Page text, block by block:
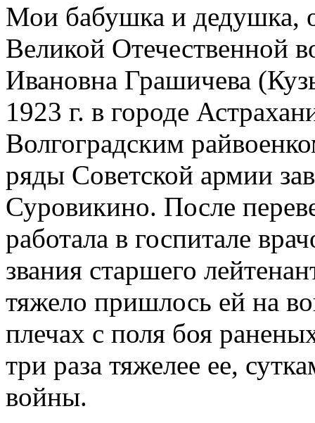
Мои бабушка и дедушка,
Великой Отечественной
Ивановна Грашичева
1923 г. в городе
Волгоградским
ряды Советской армии
Суровикино. После
работала в госпитале
звания старшего
тяжело пришлось ей на
плечах с поля боя
три раза тяжелее ее,
войны.